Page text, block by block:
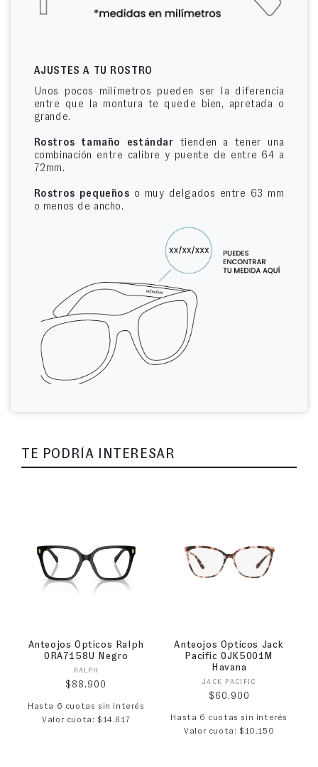
AJUSTES A TU ROSTRO
Unos pocos milímetros pueden ser la diferencia
entre que la montura te quede bien, apretada o
grande.
Rostros tamaño estándar tienden a tener una
combinación entre calibre y puente de entre 64 a
72mm.
Rostros pequeños o muy delgados entre 63 mm
o menos de ancho.
TE PODRÍA INTERESAR
Anteojos Ópticos Ralph
0RA7158U Negro
Proveedor:
RALPH
Precio habitual
$88.900
Hasta 6 cuotas sin interés
Valor cuota: $14.817
Anteojos Ópticos Jack
Pacific 0JK5001M
Havana
Proveedor:
JACK PACIFIC
Precio habitual
$60.900
Hasta 6 cuotas sin interés
Valor cuota: $10.150